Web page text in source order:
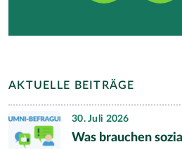
AKTUELLE BEITRÄGE
30. Juli 2026
Was brauchen